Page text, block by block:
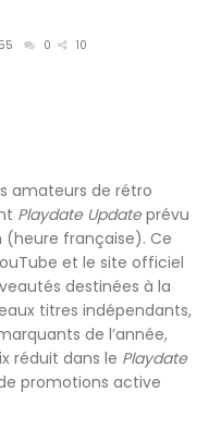
0 10
amateurs de rétro
Playdate Updateprévu
(heure française). Ce
et le site officiel
destinées à la
titres indépendants,
de l’année,
réduit dans le Playdate
promotions active